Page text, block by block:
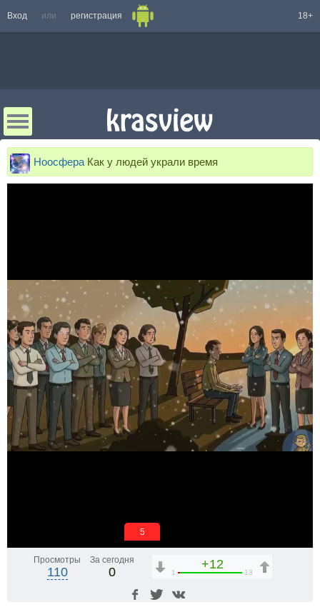
Вход или регистрация 18+
Ноосфера Как у людей украли время
5
Просмотры
110
За сегодня
0
+12
1 13